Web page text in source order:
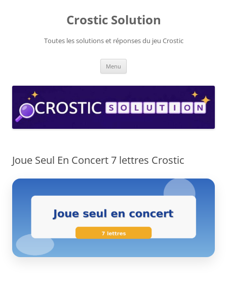
Crostic Solution
Toutes les solutions et réponses du jeu Crostic
Menu
Joue Seul En Concert 7 lettres Crostic